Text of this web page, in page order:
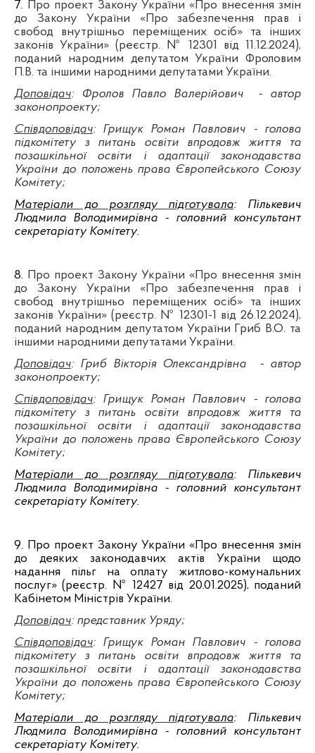
7. Про проект Закону України «Про внесення змін
до Закону України «Про забезпечення прав і
свобод внутрішньо переміщених осіб» та інших
законів України» (реєстр. № 12301 від 11.12.2024),
поданий народним депутатом України Фроловим
П.В. та іншими народними депутатами України.
Доповідач: Фролов Павло Валерійович
- автор
законопроекту;
Співдоповідач: Грищук Роман Павлович - голова
підкомітету з питань освіти впродовж життя та
позашкільної освіти і адаптації законодавства
України до положень права Європейського Союзу
Комітету;
Матеріали до розгляду підготувала: Пількевич
Людмила Володимирівна - головний консультант
секретаріату Комітету.
8. Про проект Закону України «Про внесення змін
до Закону України «Про забезпечення прав і
свобод внутрішньо переміщених осіб» та інших
законів України» (реєстр. № 12301-1 від 26.12.2024),
поданий народним депутатом України Гриб В.О. та
іншими народними депутатами України.
Доповідач: Гриб Вікторія Олександрівна
- автор
законопроекту;
Співдоповідач: Грищук Роман Павлович - голова
підкомітету з питань освіти впродовж життя та
позашкільної освіти і адаптації законодавства
України до положень права Європейського Союзу
Комітету;
Матеріали до розгляду підготувала: Пількевич
Людмила Володимирівна - головний консультант
секретаріату Комітету.
9. Про проект Закону України «Про внесення змін
до деяких законодавчих актів України щодо
надання пільг на оплату житлово-комунальних
послуг» (реєстр. № 12427 від 20.01.2025), поданий
Кабінетом Міністрів України.
Доповідач: представник Уряду;
Співдоповідач: Грищук Роман Павлович - голова
підкомітету з питань освіти впродовж життя та
позашкільної освіти і адаптації законодавства
України до положень права Європейського Союзу
Комітету;
Матеріали до розгляду підготувала: Пількевич
Людмила Володимирівна - головний консультант
секретаріату Комітету.